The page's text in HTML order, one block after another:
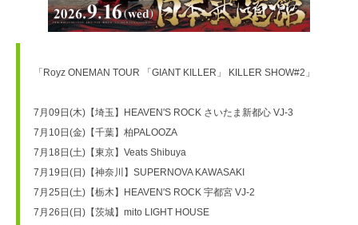
「Royz ONEMAN TOUR 「GIANT KILLER」 KILLER SHOW#2」
7月09日(木)【埼玉】HEAVEN'S ROCK さいたま新都心 VJ-3
7月10日(金)【千葉】柏PALOOZA
7月18日(土)【東京】Veats Shibuya
7月19日(日)【神奈川】SUPERNOVA KAWASAKI
7月25日(土)【栃木】HEAVEN'S ROCK 宇都宮 VJ-2
7月26日(日)【茨城】mito LIGHT HOUSE